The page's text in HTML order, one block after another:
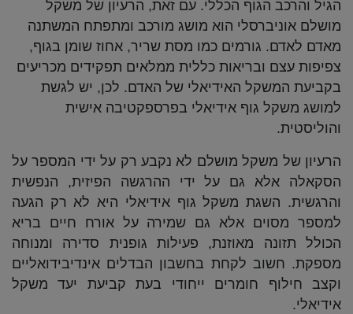
הגיל והרכב הגוף הכללי. עם זאת, הרעיון של משקל
מושלם אוניברסלי הוא מושג מורכב ומתפתח המשתנה
מאדם לאדם. גורמים כמו מסת שריר, אחוז שומן בגוף,
צפיפות עצם ובריאות כללית ממלאים תפקידים מכריעים
בקביעת המשקל האידיאלי של האדם. לכן, יש לגשת
למושג משקל גוף אידיאלי בפרספקטיבה אישית
והוליסטית.
הרעיון של משקל מושלם לא נקבע רק על ידי המספר על
הסקאלה אלא גם על ידי ההרגשה הפיזית, הנפשית
והרגשית. השגת משקל גוף אידיאלי היא לא רק הגעה
למספר מסוים אלא גם שמירה על אורח חיים בריא
הכולל תזונה מאוזנת, פעילות גופנית סדירה ומנוחה
מספקת. חשוב לקחת בחשבון הבדלים אינדיבידואליים
וקצב חילוף חומרים ייחודי בעת קביעת יעד משקל
אידיאלי.